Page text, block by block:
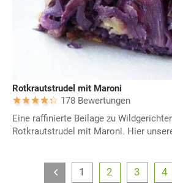
Rotkrautstrudel mit Maroni
178 Bewertungen
Eine raffinierte Beilage zu
Rotkrautstrudel mit Maroni. Hier
1 2 3 4